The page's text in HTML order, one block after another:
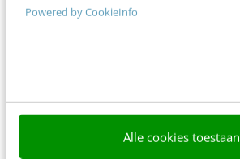
Powered by CookieInfo
Alle cookies toestaan
Whitepapers
Blog